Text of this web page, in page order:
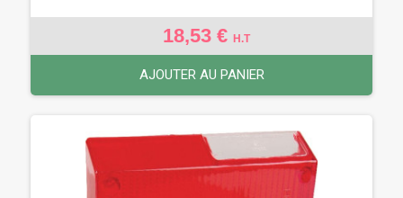
18,53 € H.T
AJOUTER AU PANIER